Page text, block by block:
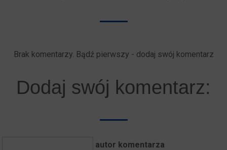
Brak komentarzy. Bądź pierwszy - dodaj swój komentarz
Dodaj swój komentarz:
autor komentarza